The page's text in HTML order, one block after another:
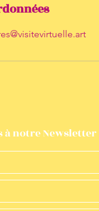
à notre Newsletter